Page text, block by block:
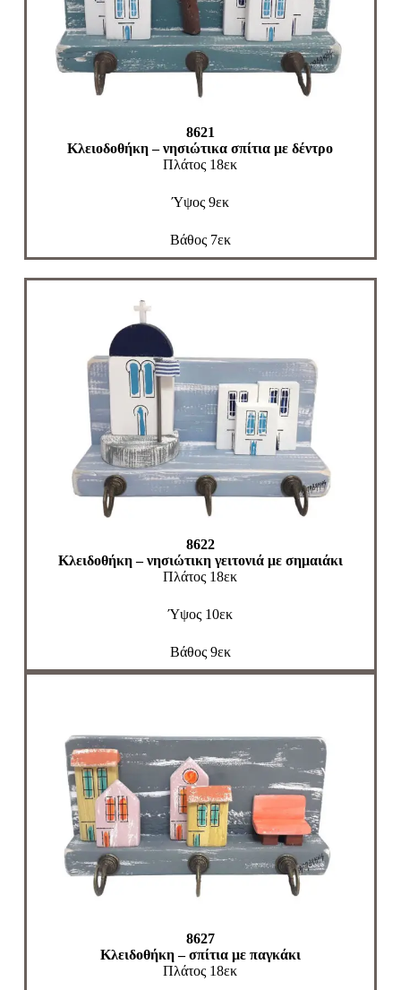
8621
Κλειοδοθήκη – νησιώτικα σπίτια με δέντρο
Πλάτος 18εκ
Ύψος 9εκ
Βάθος 7εκ
8622
Κλειδοθήκη – νησιώτικη γειτονιά με σημαιάκι
Πλάτος 18εκ
Ύψος 10εκ
Βάθος 9εκ
8627
Κλειδοθήκη – σπίτια με παγκάκι
Πλάτος 18εκ